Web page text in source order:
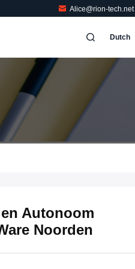
Alice@rion-tech.net
Dutch
Autonoom
Noorden